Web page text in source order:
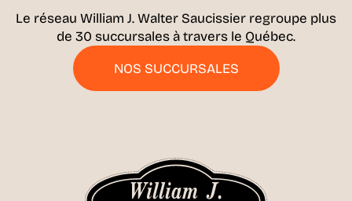
Le réseau William J. Walter Saucissier regroupe plus
de 30 succursales à travers le Québec.
NOS SUCCURSALES